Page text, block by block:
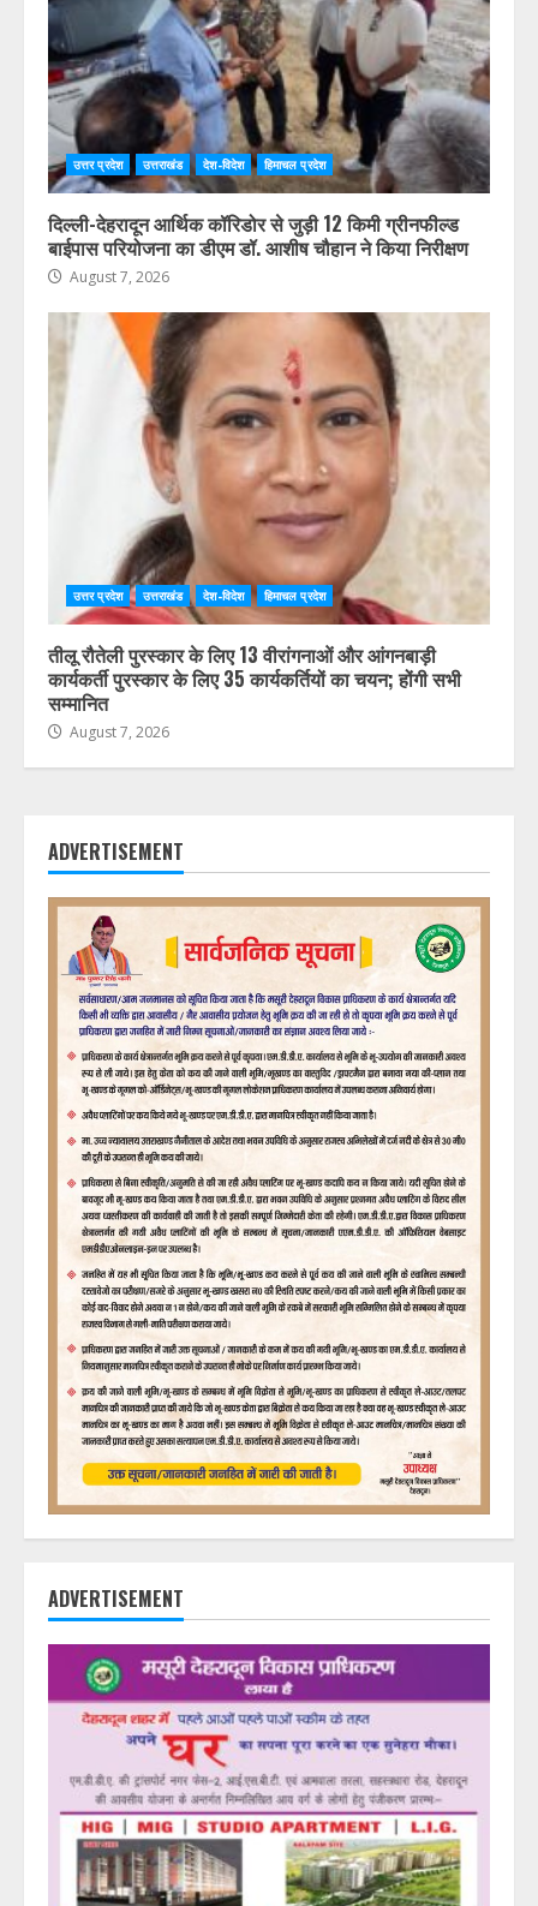
उत्तर प्रदेश उत्तराखंड देश-विदेश हिमाचल प्रदेश
दिल्ली-देहरादून आर्थिक कॉरिडोर से जुड़ी 12 किमी ग्रीनफील्ड
बाईपास परियोजना का डीएम डॉ. आशीष चौहान ने किया निरीक्षण
August 7, 2026
उत्तर प्रदेश उत्तराखंड देश-विदेश हिमाचल प्रदेश
तीलू रौतेली पुरस्कार के लिए 13 वीरांगनाओं और आंगनबाड़ी
कार्यकर्ती पुरस्कार के लिए 35 कार्यकर्तियों का चयन; होंगी सभी
सम्मानित
August 7, 2026
ADVERTISEMENT
ADVERTISEMENT